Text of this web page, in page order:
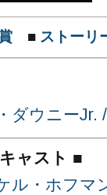
■ ストーリ
ダウニーJr.
ャスト ■
ル・ホフマ